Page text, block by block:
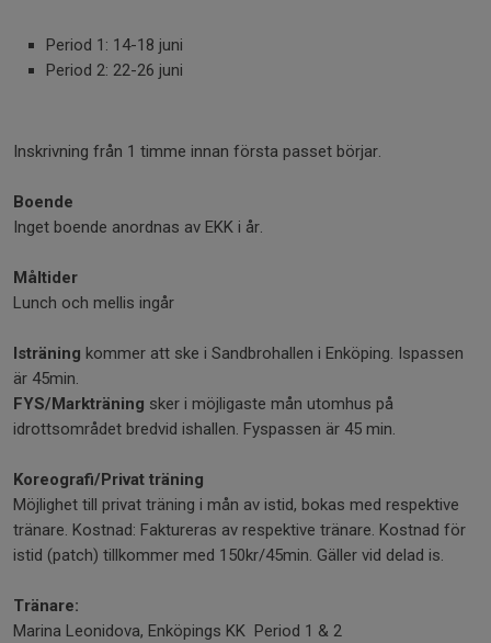
Period 1: 14-18 juni
Period 2: 22-26 juni
Inskrivning från 1 timme innan första passet börjar.
Boende
Inget boende anordnas av EKK i år.
Måltider
Lunch och mellis ingår
Isträning kommer att ske i Sandbrohallen i Enköping. Ispassen
är 45min.
FYS/Markträning sker i möjligaste mån utomhus på
idrottsområdet bredvid ishallen. Fyspassen är 45 min.
Koreografi/Privat träning
Möjlighet till privat träning i mån av istid, bokas med respektive
tränare. Kostnad: Faktureras av respektive tränare. Kostnad för
istid (patch) tillkommer med 150kr/45min. Gäller vid delad is.
Tränare:
Marina Leonidova, Enköpings KK Period 1 & 2